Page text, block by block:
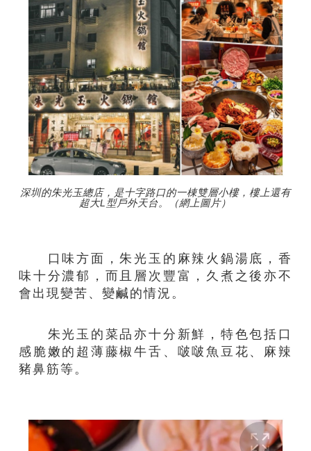
深圳的朱光玉總店，是十字路口的一棟雙層小樓，樓上還有
超大L型戶外天台。（網上圖片）
口味方面，朱光玉的麻辣火鍋湯底，香
味十分濃郁，而且層次豐富，久煮之後亦不
會出現變苦、變鹹的情況。
朱光玉的菜品亦十分新鮮，特色包括口
感脆嫩的超薄藤椒牛舌、啵啵魚豆花、麻辣
豬鼻筋等。